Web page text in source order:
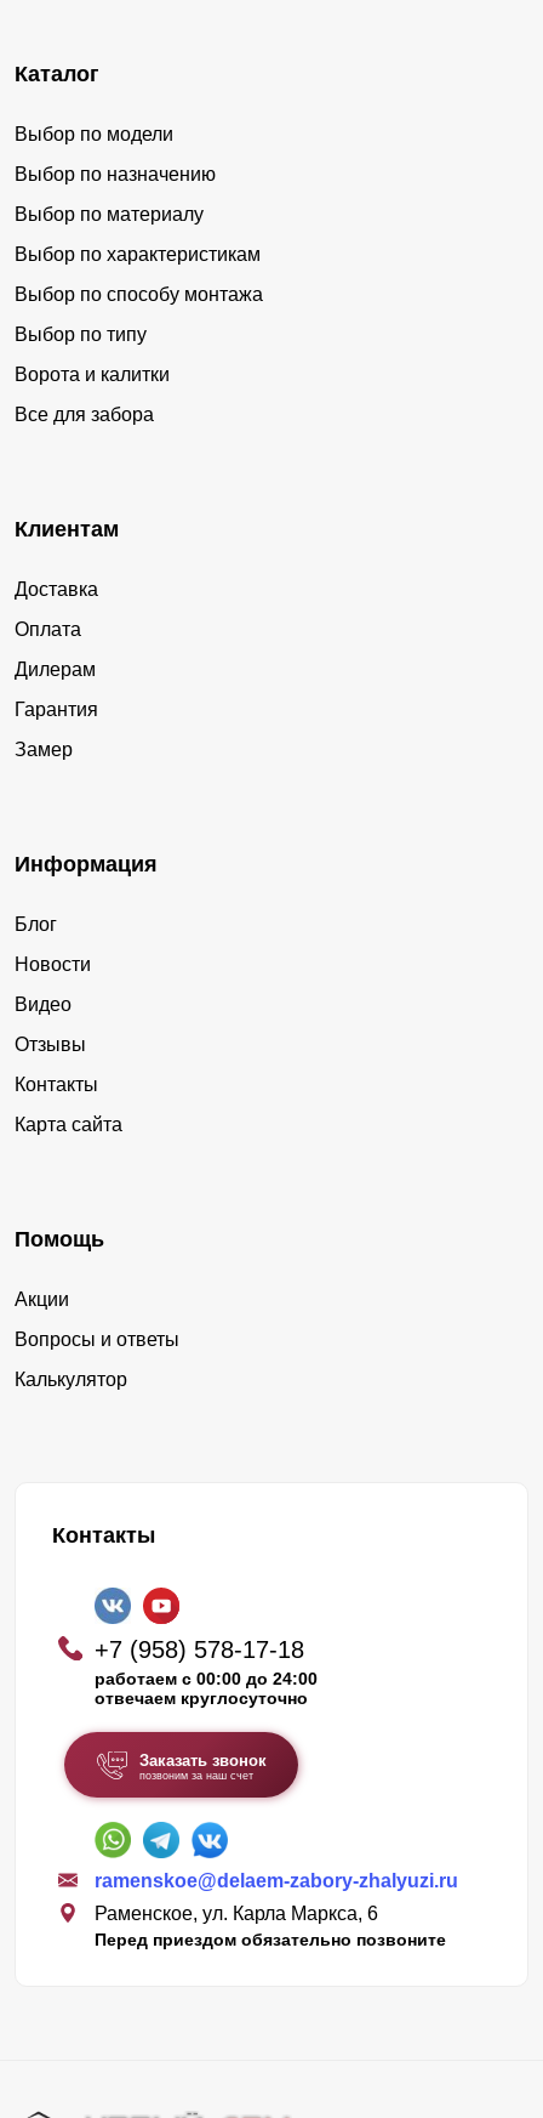
Каталог
Выбор по модели
Выбор по назначению
Выбор по материалу
Выбор по характеристикам
Выбор по способу монтажа
Выбор по типу
Ворота и калитки
Все для забора
Клиентам
Доставка
Оплата
Дилерам
Гарантия
Замер
Информация
Блог
Новости
Видео
Отзывы
Контакты
Карта сайта
Помощь
Акции
Вопросы и ответы
Калькулятор
Контакты
+7 (958) 578-17-18
работаем с 00:00 до 24:00
отвечаем круглосуточно
Заказать звонок
позвоним за наш счет
ramenskoe@delaem-zabory-zhalyuzi.ru
Раменское, ул. Карла Маркса, 6
Перед приездом обязательно позвоните